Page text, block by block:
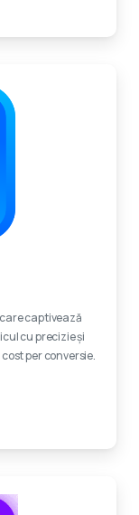
captivează
cu precizie și
per conversie.